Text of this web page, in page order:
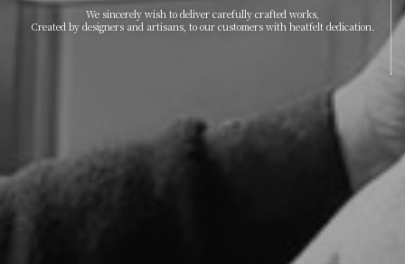
We sincerely wish to deliver carefully crafted works,
Created by designers and artisans, to our customers with heatfelt dedication.